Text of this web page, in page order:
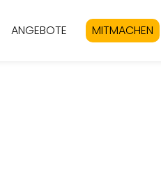
ANGEBOTE MITMACHEN